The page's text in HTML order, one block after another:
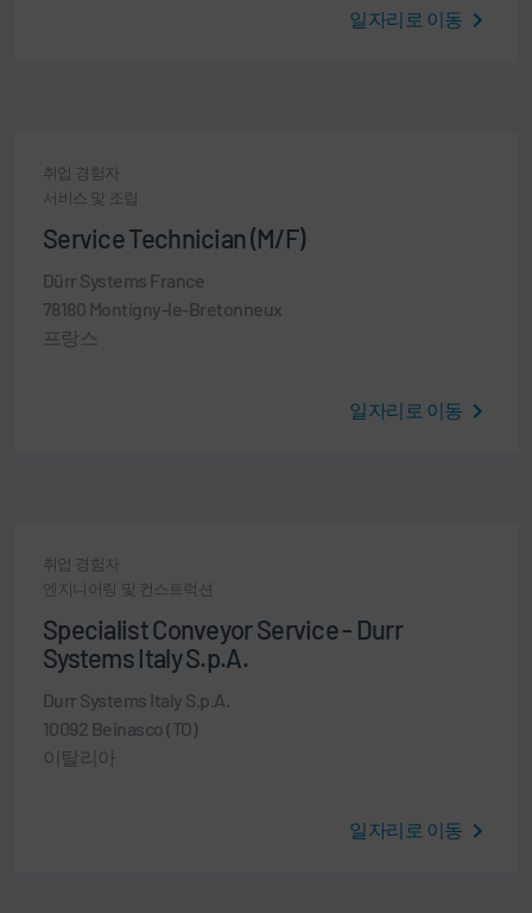
일자리로 이동
취업 경험자
서비스 및 조립
Service Technician (M/F)
Dürr Systems France
78180 Montigny-le-Bretonneux
프랑스
일자리로 이동
취업 경험자
엔지니어링 및 컨스트럭션
Specialist Conveyor Service - Durr
Systems Italy S.p.A.
Durr Systems Italy S.p.A.
10092 Beinasco (TO)
이탈리아
일자리로 이동